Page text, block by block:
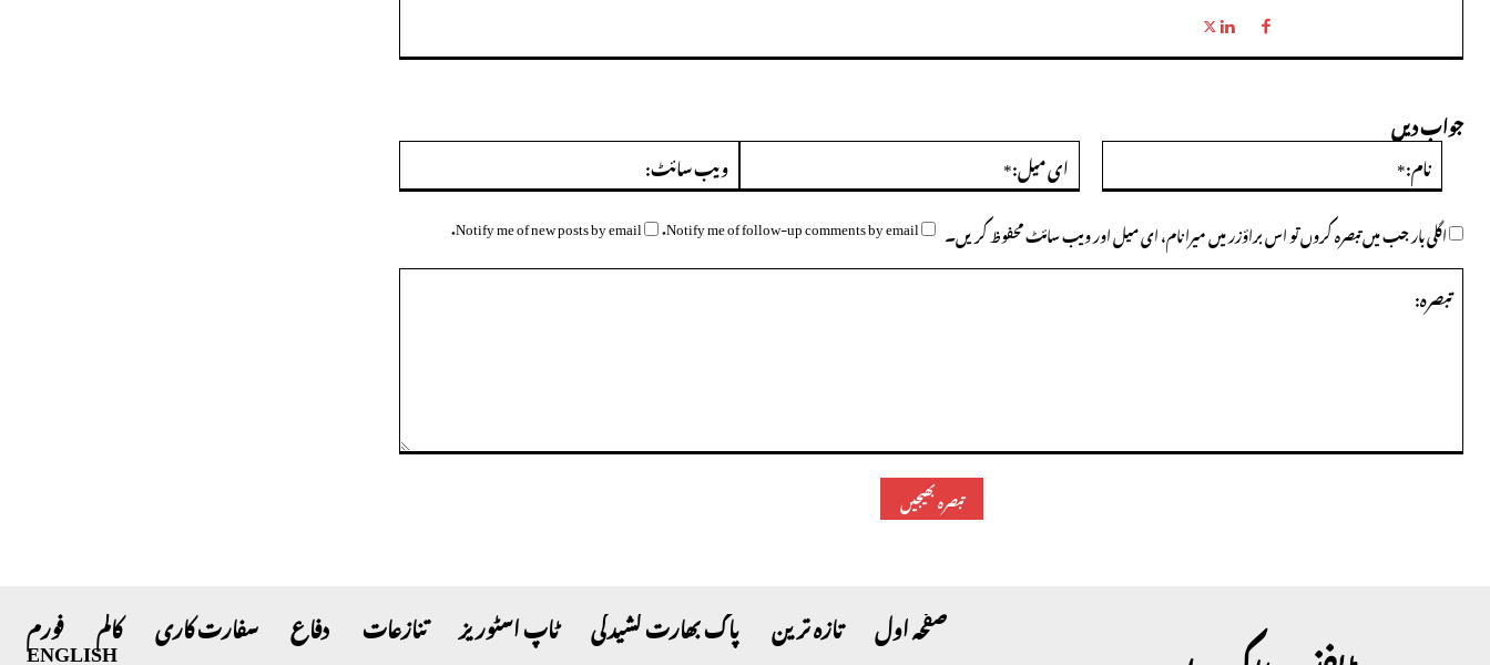
جواب دیں
تبصرہ:
نام:* ای
میل:*
ویب
اگلی بار جب میں تبصرہ کروں تو اس براؤزر میں میرا نام، ای میل اور ویب سائٹ محفوظ کریں۔ Notify me of follow-up comments by email.
Notify me of new posts by email.
صفحہ اول تازہ ترین پاک بھارت کشیدگی ٹاپ اسٹوریز تنازعات دفاع سفارت کاری کالم فورم
ENGLISH